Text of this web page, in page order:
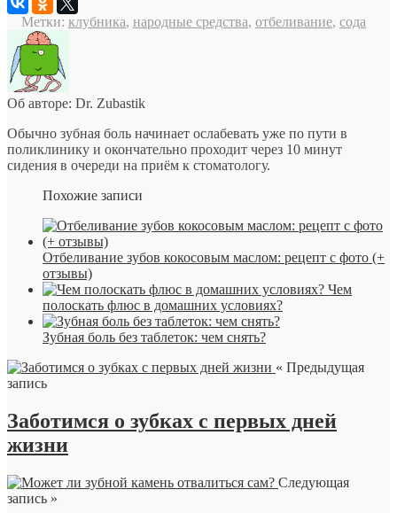
Метки: клубника, народные средства, отбеливание, сода
Об авторе: Dr. Zubastik
Обычно зубная боль начинает ослабевать уже по пути в
поликлинику и окончательно проходит через 10 минут
сидения в очереди на приём к стоматологу.
Похожие записи
Отбеливание зубов кокосовым маслом: рецепт с фото (+
отзывы)
Чем
полоскать флюс в домашних условиях?
Зубная боль без таблеток: чем снять?
« Предыдущая
запись
Заботимся о зубках с первых дней
жизни
Следующая
запись »